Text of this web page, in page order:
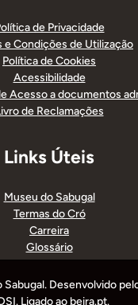
de Privacidade
e Condições de Utilização
Política de Cookies
Acessibilidade
Acesso a documentos
de Reclamações
Links Úteis
Museu do Sabugal
Termas do Cró
Carreira
Glossário
Desenvolvido
Ligado ao beira.pt.